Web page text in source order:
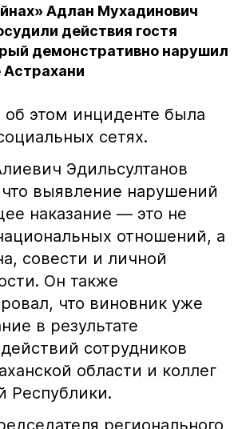
Адлан Мухадинович
действия гостя
демонстративно нарушил
этом инциденте была
сетях.
Эдильсултанов
выявление нарушений
наказание — это не
отношений, а
совести и личной
Он также
что виновник уже
в результате
сотрудников
области и коллег
Республики.
регионального